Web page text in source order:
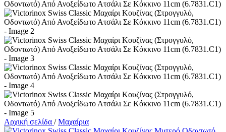
Αρχική σελίδα / Μαχαίρια